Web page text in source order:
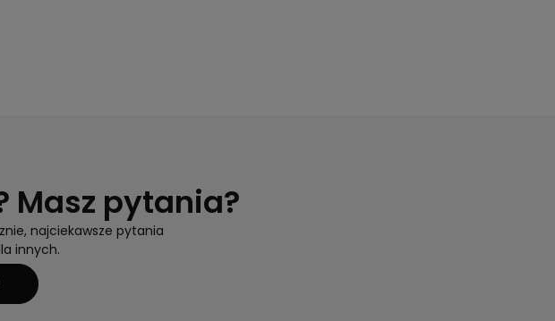
Masz pytania?
najciekawsze pytania
innych.